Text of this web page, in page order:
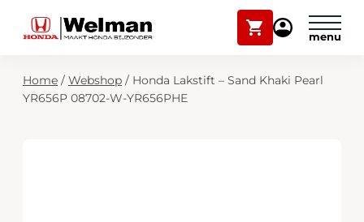
Winkelwagen
Mijn
Modellen
Zoekfunctie
Home / Webshop / Honda Lakstift – Sand Khaki Pearl
YR656P 08702-W-YR656PHE